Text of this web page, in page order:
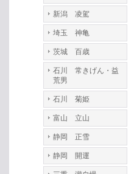
新潟 凌駕
埼玉 神亀
茨城 百歳
石川 常きげん・益
荒男
石川 菊姫
富山 立山
静岡 正雪
静岡 開運